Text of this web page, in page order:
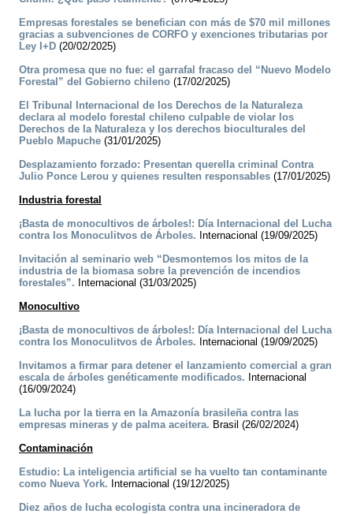
Empresas forestales se benefician con más de $70 mil millones
gracias a subvenciones de CORFO y exenciones tributarias por
Ley I+D (20/02/2025)
Otra promesa que no fue: el garrafal fracaso del “Nuevo Modelo
Forestal” del Gobierno chileno (17/02/2025)
El Tribunal Internacional de los Derechos de la Naturaleza
declara al modelo forestal chileno culpable de violar los
Derechos de la Naturaleza y los derechos bioculturales del
Pueblo Mapuche (31/01/2025)
Desplazamiento forzado: Presentan querella criminal Contra
Julio Ponce Lerou y quienes resulten responsables (17/01/2025)
Industria forestal
¡Basta de monocultivos de árboles!: Día Internacional del Lucha
contra los Monoculitvos de Árboles. Internacional (19/09/2025)
Invitación al seminario web “Desmontemos los mitos de la
industria de la biomasa sobre la prevención de incendios
forestales”. Internacional (31/03/2025)
Monocultivo
¡Basta de monocultivos de árboles!: Día Internacional del Lucha
contra los Monoculitvos de Árboles. Internacional (19/09/2025)
Invitamos a firmar para detener el lanzamiento comercial a gran
escala de árboles genéticamente modificados. Internacional
(16/09/2024)
La lucha por la tierra en la Amazonía brasileña contra las
empresas mineras y de palma aceitera. Brasil (26/02/2024)
Contaminación
Estudio: La inteligencia artificial se ha vuelto tan contaminante
como Nueva York. Internacional (19/12/2025)
Diez años de lucha ecologista contra una incineradora de